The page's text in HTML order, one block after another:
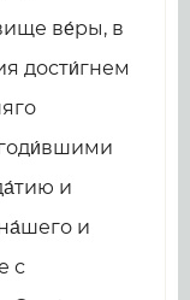
ве́ры, в
дости́гнем
и
и
с